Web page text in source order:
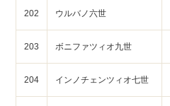
202 ウルバノ六世
203 ボニファツィオ九世
204 インノチェンツィオ七世